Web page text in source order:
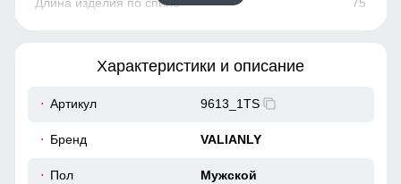
Характеристики и описание
Артикул 9613_1TS
Бренд VALIANLY
Пол Мужской